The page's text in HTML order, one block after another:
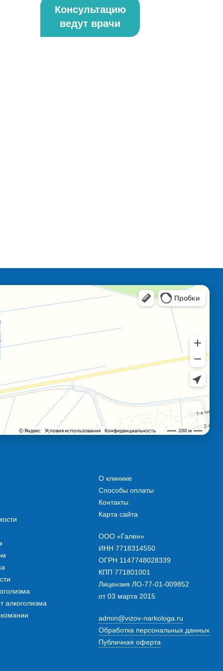
алкоголизма
О клинике
Способы оплаты
Контакты
Карта сайта
ООО «Гален»
ИНН 7718314550
ОГРН 1147748028339
КПП 771801001
Лицензия ЛО-77-01-009852
от 03 марта 2015
admin@vizov-narkologa.ru
Обработка персональных данных
Публичная оферта